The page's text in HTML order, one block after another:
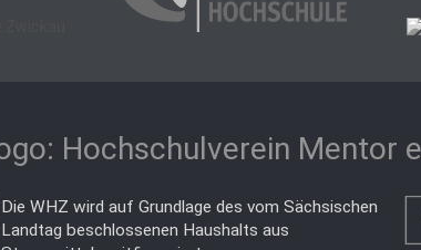
Die WHZ wird auf Grundlage des vom Sächsischen
Landtag beschlossenen Haushalts aus